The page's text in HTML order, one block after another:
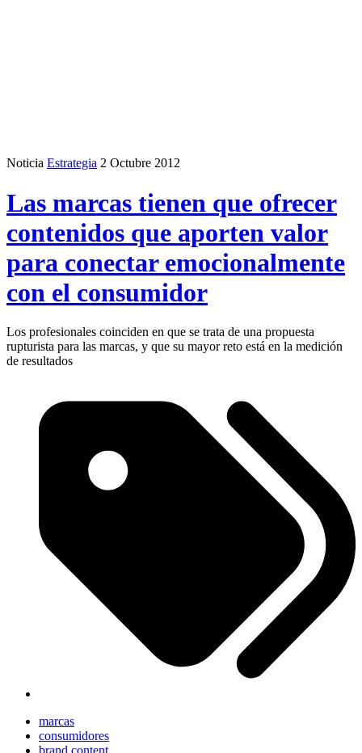
Noticia Estrategia 2 Octubre 2012
Las marcas tienen que ofrecer
contenidos que aporten valor
para conectar emocionalmente
con el consumidor
Los profesionales coinciden en que se trata de una propuesta
rupturista para las marcas, y que su mayor reto está en la medición
de resultados
marcas
consumidores
brand content